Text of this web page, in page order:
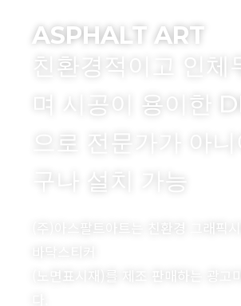
ASPHALT ART
친환경적이고 인체
며 시공이 용이한
으로 전문가가 아니
구나 설치 가능
(주)아스팔트아트는 친환경 그래픽시
(노면표시재)를 제조 판매하는 광고